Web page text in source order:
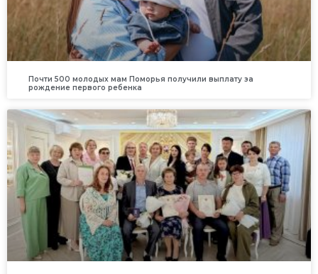
Почти 500 молодых мам Поморья получили выплату за
рождение первого ребенка